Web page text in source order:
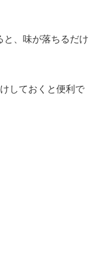
と、味が落ちるだけ
しておくと便利で